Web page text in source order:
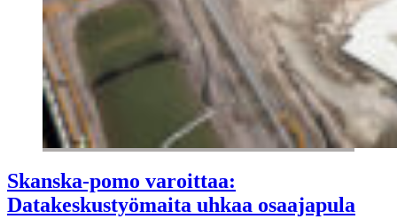
Skanska-pomo varoittaa:
Datakeskustyömaita uhkaa osaajapula